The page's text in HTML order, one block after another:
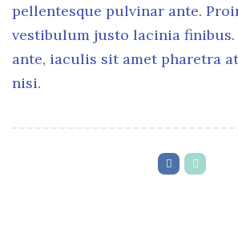
pellentesque pulvinar ante.
vestibulum justo lacinia
ante, iaculis sit amet pharetra
nisi.